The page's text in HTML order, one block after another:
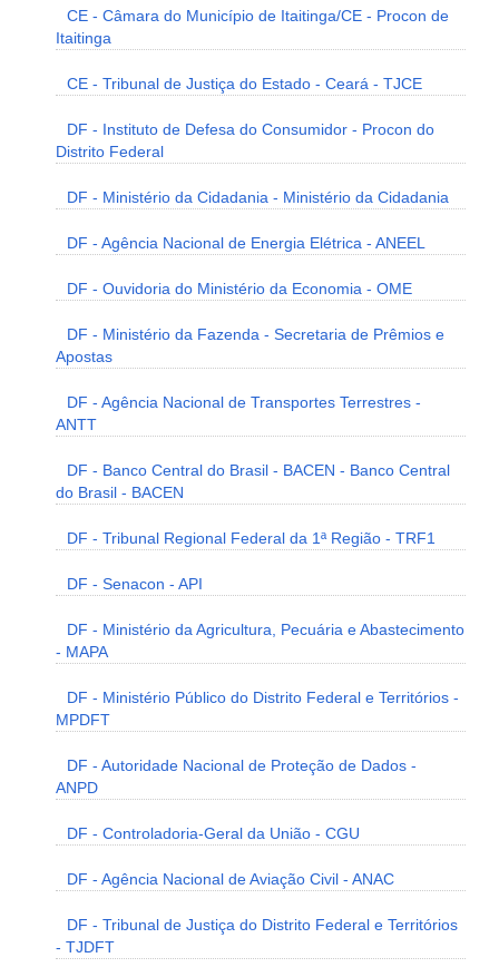
CE - Câmara do Município de Itaitinga/CE - Procon de
Itaitinga
CE - Tribunal de Justiça do Estado - Ceará - TJCE
DF - Instituto de Defesa do Consumidor - Procon do
Distrito Federal
DF - Ministério da Cidadania - Ministério da Cidadania
DF - Agência Nacional de Energia Elétrica - ANEEL
DF - Ouvidoria do Ministério da Economia - OME
DF - Ministério da Fazenda - Secretaria de Prêmios e
Apostas
DF - Agência Nacional de Transportes Terrestres -
ANTT
DF - Banco Central do Brasil - BACEN - Banco Central
do Brasil - BACEN
DF - Tribunal Regional Federal da 1ª Região - TRF1
DF - Senacon - API
DF - Ministério da Agricultura, Pecuária e Abastecimento
- MAPA
DF - Ministério Público do Distrito Federal e Territórios -
MPDFT
DF - Autoridade Nacional de Proteção de Dados -
ANPD
DF - Controladoria-Geral da União - CGU
DF - Agência Nacional de Aviação Civil - ANAC
DF - Tribunal de Justiça do Distrito Federal e Territórios
- TJDFT